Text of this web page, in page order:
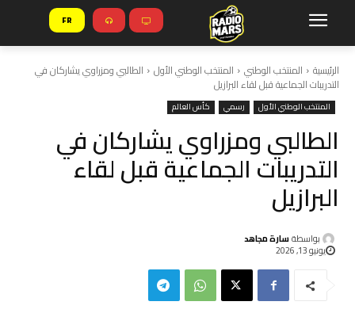
FR
الرئيسية المنتخب الوطني المنتخب الوطني الأول الطالبي ومزراوي يشاركان في
التدريبات الجماعية قبل لقاء البرازيل
المنتخب الوطني الأول رسمي كأس العالم
الطالبي ومزراوي يشاركان في
التدريبات الجماعية قبل لقاء
البرازيل
بواسطةسارة مجاهد
يونيو 13, 2026